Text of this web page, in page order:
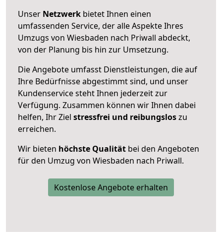
Unser Netzwerk bietet Ihnen einen
umfassenden Service, der alle Aspekte Ihres
Umzugs von Wiesbaden nach Priwall abdeckt,
von der Planung bis hin zur Umsetzung.
Die Angebote umfasst Dienstleistungen, die auf
Ihre Bedürfnisse abgestimmt sind, und unser
Kundenservice steht Ihnen jederzeit zur
Verfügung. Zusammen können wir Ihnen dabei
helfen, Ihr Ziel stressfrei und reibungsloszu
erreichen.
Wir bieten höchste Qualität bei den Angeboten
für den Umzug von Wiesbaden nach Priwall.
Kostenlose Angebote erhalten